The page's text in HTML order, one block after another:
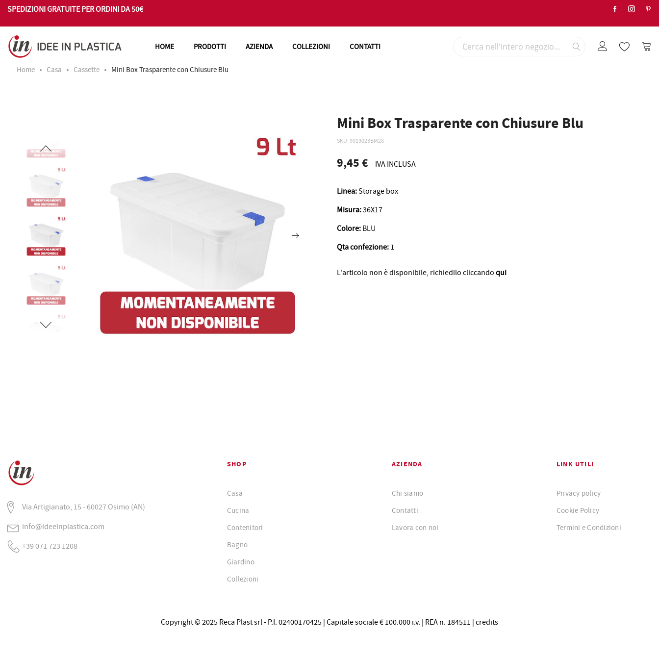
SPEDIZIONI GRATUITE PER ORDINI DA 50€
HOME PRODOTTI AZIENDA COLLEZIONI CONTATTI Search
Home
Casa Cassette Mini Box Trasparente con Chiusure Blu
della
galleria
galleria
di
Mini Box Trasparente con Chiusure Blu
SKU 9019023BM28
9,45 € IVA INCLUSA
Linea:Storage box
Misura:36X17
Colore: BLU
Qta confezione: 1
L'articolo non è disponibile, richiedilo cliccando qui
Via Artigianato, 15 - 60027 Osimo (AN)
info@ideeinplastica.com
+39 071 723 1208
SHOP
Casa
Cucina
Contenitori
Bagno
Giardino
Collezioni
AZIENDA
Chi siamo
Contatti
Lavora con noi
LINK UTILI
Privacy policy
Cookie Policy
Termini e Condizioni
Copyright © 2025 Reca Plast srl - P.I. 02400170425 | Capitale sociale € 100.000 i.v. | REA n. 184511 | credits